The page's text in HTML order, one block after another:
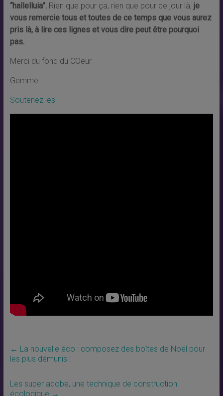
“hallelluia”. Rien que pour ça, rien que pour ce jour là, je
vous remercie tous et toutes de ce temps que vous aurez
pris là, à lire ces lignes et vous dire peut être pourquoi
pas.
Merci du fond du COeur
Gemme
Soutenez les
← La nouvelle éco : composez des boîtes de Noël pour
les plus démunis !
Les super adobe, une technique de construction
écologique →